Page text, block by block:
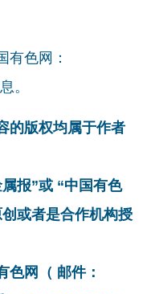
有色网：
。
的版权均属于作者
报”或 “中国有色
或者是合作机构授
色网（ 邮件：